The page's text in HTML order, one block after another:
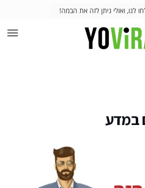
לנו, ואולי ניתן לזה את הבמה!
במדע